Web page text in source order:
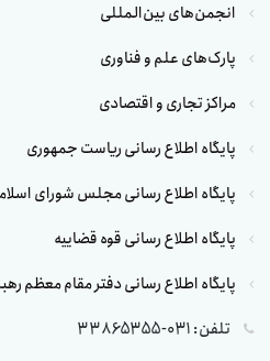
انجمن‌های بین‌المللی
پارک‌های علم و فناوری
مراکز تجاری و اقتصادی
پایگاه اطلاع رسانی ریاست جمهوری
پایگاه اطلاع رسانی مجلس شورای اسلامی
پایگاه اطلاع رسانی قوه قضاییه
پایگاه اطلاع رسانی دفتر مقام معظم رهبری
تلفن: 031-33865355